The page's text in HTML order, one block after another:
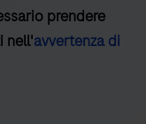
prendere
nell'avvertenza di